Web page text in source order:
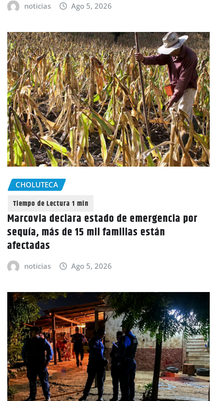
noticias Ago 5, 2026
CHOLUTECA
Marcovia declara estado de emergencia por
sequía, más de 15 mil familias están
afectadas
noticias Ago 5, 2026